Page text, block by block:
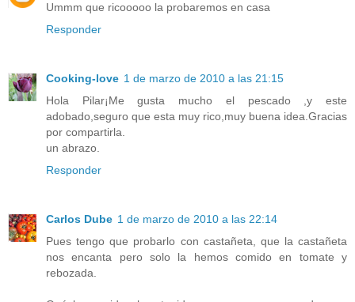
Ummm que ricooooo la probaremos en casa
Responder
Cooking-love 1 de marzo de 2010 a las 21:15
Hola Pilar¡Me gusta mucho el pescado ,y este
adobado,seguro que esta muy rico,muy buena idea.Gracias
por compartirla.
un abrazo.
Responder
Carlos Dube 1 de marzo de 2010 a las 22:14
Pues tengo que probarlo con castañeta, que la castañeta
nos encanta pero solo la hemos comido en tomate y
rebozada.